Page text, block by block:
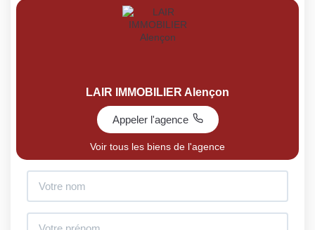
LAIR IMMOBILIER Alençon
Appeler l'agence
Voir tous les biens de l'agence